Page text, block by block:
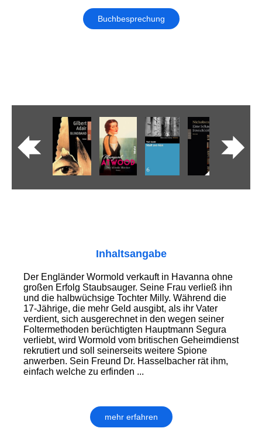
Buchbesprechung
Inhaltsangabe
Der Engländer Wormold verkauft in Havanna ohne
großen Erfolg Staubsauger. Seine Frau verließ ihn
und die halbwüchsige Tochter Milly. Während die
17-Jährige, die mehr Geld ausgibt, als ihr Vater
verdient, sich ausgerechnet in den wegen seiner
Foltermethoden berüchtigten Hauptmann Segura
verliebt, wird Wormold vom britischen Geheimdienst
rekrutiert und soll seinerseits weitere Spione
anwerben. Sein Freund Dr. Hasselbacher rät ihm,
einfach welche zu erfinden ...
mehr erfahren